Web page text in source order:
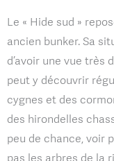
Le « Hide sud »
ancien bunker. Sa
d’avoir une vue très
peut y découvrir
cygnes et des
des hirondelles
peu de chance, voir